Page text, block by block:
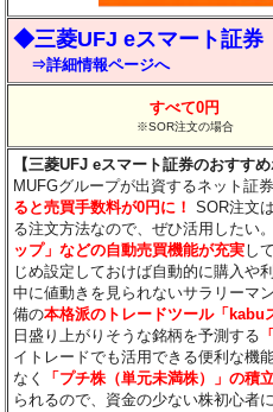
◆三菱UFJ eスマート証券
⇒詳細情報ページへ
すべて0円
※SOR注文の場合
【三菱UFJ eスマート証券のおすすめ
MUFGグループが出資するネット証券
ると売買手数料が0円に！ SOR注文
る注文方法なので、ぜひ活用したい。
ップ」などの自動売買機能が充実し
じめ設定しておけば自動的に購入や
中に値動きを見られないサラリーマ
備の本格派のトレードツール「kabu
日盛り上がりそうな銘柄を予測する
イトレードでも活用できる便利な機
なく
「プチ株（単元未満株）」の積
られるので、資金の少ない株初心者